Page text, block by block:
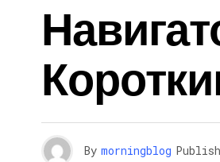
By morningblog